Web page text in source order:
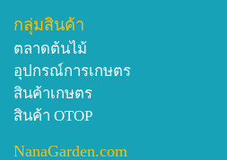
กลุ่มสินค้า
ตลาดต้นไม้
อุปกรณ์การเกษตร
สินค้าเกษตร
สินค้า OTOP
NanaGarden.com